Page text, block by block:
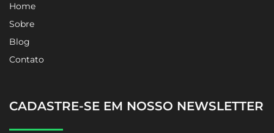
Home
Sobre
Blog
Contato
CADASTRE-SE EM NOSSO NEWSLETTER